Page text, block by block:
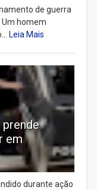
de guerra
Um homem
Leia Mais
em
durante ação